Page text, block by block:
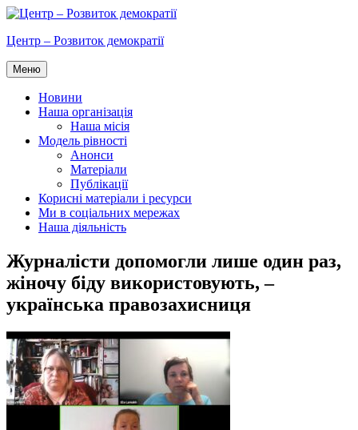
Перейти
вмісту
Центр – Розвиток демократії
Меню
Новини
Наша організація
Наша місія
Модель рівності
Анонси
Матеріали
Публікації
Корисні матеріали і ресурси
Ми в соціальних мережах
Наша діяльність
Журналісти допомогли лише один раз,
жіночу біду використовують, –
українська правозахисниця